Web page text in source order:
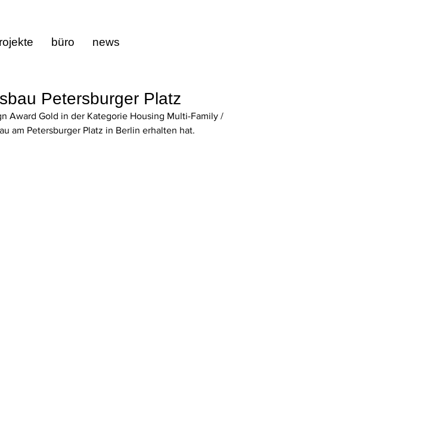
büro news
Petersburger Platz
Award Gold in der Kategorie Housing Multi-Family /
am Petersburger Platz in Berlin erhalten hat.